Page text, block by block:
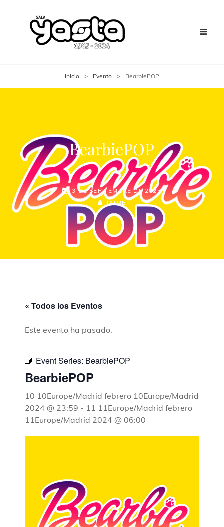
Inicio > Evento > BearbiePOP
BearbiePOP
3 DE SEPTIEMBRE DE 2023
JAIME
« Todos los Eventos
Este evento ha pasado.
Event Series: BearbiePOP
BearbiePOP
10 10Europe/Madrid febrero 10Europe/Madrid
2024 @ 23:59 - 11 11Europe/Madrid febrero
11Europe/Madrid 2024 @ 06:00